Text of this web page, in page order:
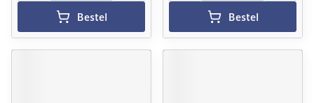
Bestel Bestel